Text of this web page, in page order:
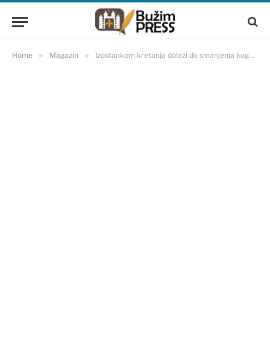
Home » Magazin » Izostankom kretanja dolazi do smanjenja kognitivnih sposobnosti